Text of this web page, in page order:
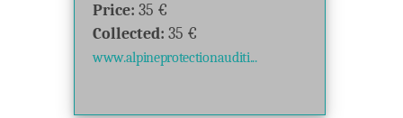
Price: 35 €
Collected: 35 €
www.alpineprotectionauditi...